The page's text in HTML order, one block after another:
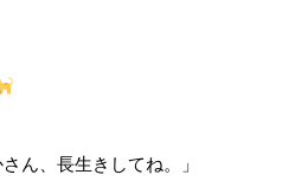
ん、長生きしてね。」